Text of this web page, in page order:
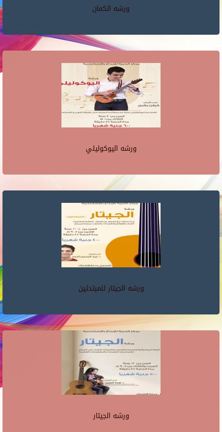
ورشه الكمان
ورشه اليوكوليلي
ورشه الجيتار للمبتدئين
ورشه الجيتار